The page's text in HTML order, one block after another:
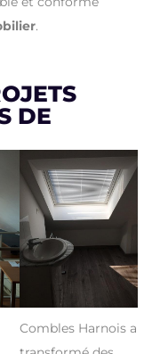
.
DE
Combles Harnois a